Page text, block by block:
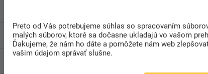
doprava
Preto od Vás potrebujeme súhlas so spracovaním
malých súborov, ktoré sa dočasne ukladajú vo vašom
Ďakujeme, že nám ho dáte a pomôžete nám web
vašim údajom správať slušne.